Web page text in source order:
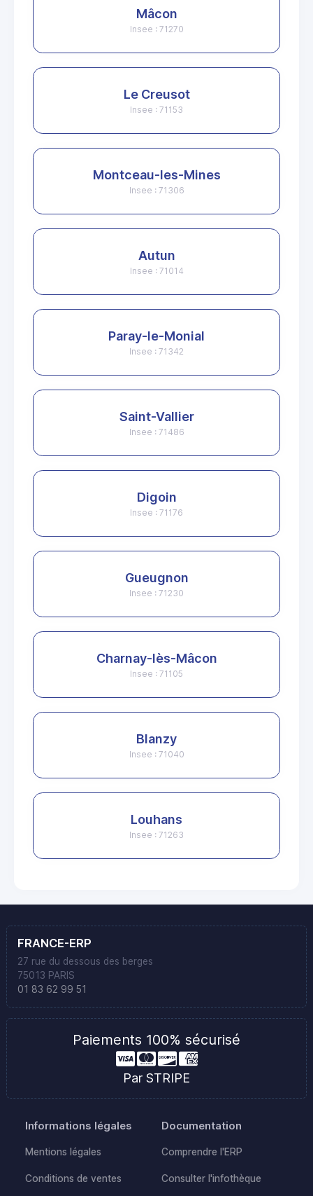
Mâcon
Insee : 71270
Le Creusot
Insee : 71153
Montceau-les-Mines
Insee : 71306
Autun
Insee : 71014
Paray-le-Monial
Insee : 71342
Saint-Vallier
Insee : 71486
Digoin
Insee : 71176
Gueugnon
Insee : 71230
Charnay-lès-Mâcon
Insee : 71105
Blanzy
Insee : 71040
Louhans
Insee : 71263
FRANCE-ERP
27 rue du dessous des berges
75013 PARIS
01 83 62 99 51
Paiements 100% sécurisé
Par STRIPE
Informations légales
Mentions légales
Conditions de ventes
Documentation
Comprendre l'ERP
Consulter l'infothèque